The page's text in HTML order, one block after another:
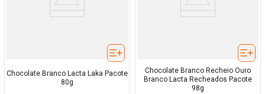
Chocolate Branco Lacta Laka Pacote
80g
Chocolate Branco Recheio Ouro
Branco Lacta Recheados Pacote
98g